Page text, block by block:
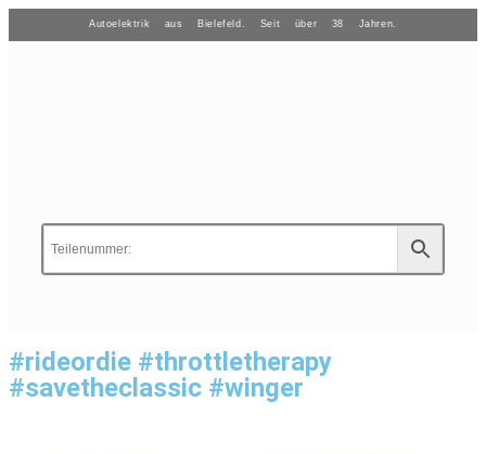
Autoelektrik aus Bielefeld. Seit über 38 Jahren.
#rideordie #throttletherapy
#savetheclassic #winger